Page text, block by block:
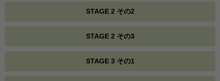
STAGE 2 その2
STAGE 2 その3
STAGE 3 その1